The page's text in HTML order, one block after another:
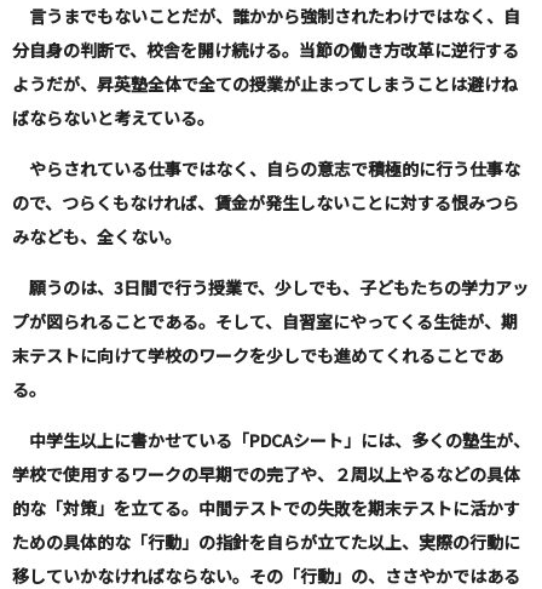
言うまでもないことだが、誰かから強制されたわけではなく、自
分自身の判断で、校舎を開け続ける。当節の働き方改革に逆行する
ようだが、昇英塾全体で全ての授業が止まってしまうことは避けね
ばならないと考えている。
やらされている仕事ではなく、自らの意志で積極的に行う仕事な
ので、つらくもなければ、賃金が発生しないことに対する恨みつら
みなども、全くない。
願うのは、 3日間で行う授業で、少しでも、子どもたちの学力アッ
プが図られることである。そして、自習室にやってくる生徒が、期
末テストに向けて学校のワークを少しでも進めてくれることであ
る。
中学生以上に書かせている「PDCAシート」には、多くの塾生が、
学校で使用するワークの早期での完了や、２周以上やるなどの具体
的な「対策」を立てる。中間テストでの失敗を期末テストに活かす
ための具体的な「行動」の指針を自らが立てた以上、実際の行動に
移していかなければならない。その「行動」の、ささやかではある